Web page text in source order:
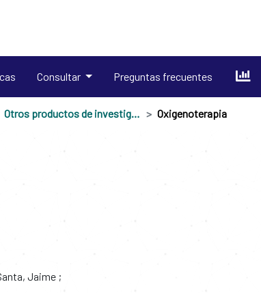
Consultar Preguntas frecuentes
Otros productos de investigación Oxigenoterapia
Jaime